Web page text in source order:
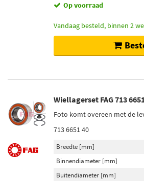
Op voorraad
Vandaag besteld, binnen 2
Wiellagerset FAG 713
Foto komt overeen met de
713 6651 40
Breedte [mm]
Binnendiameter [mm]
Buitendiameter [mm]